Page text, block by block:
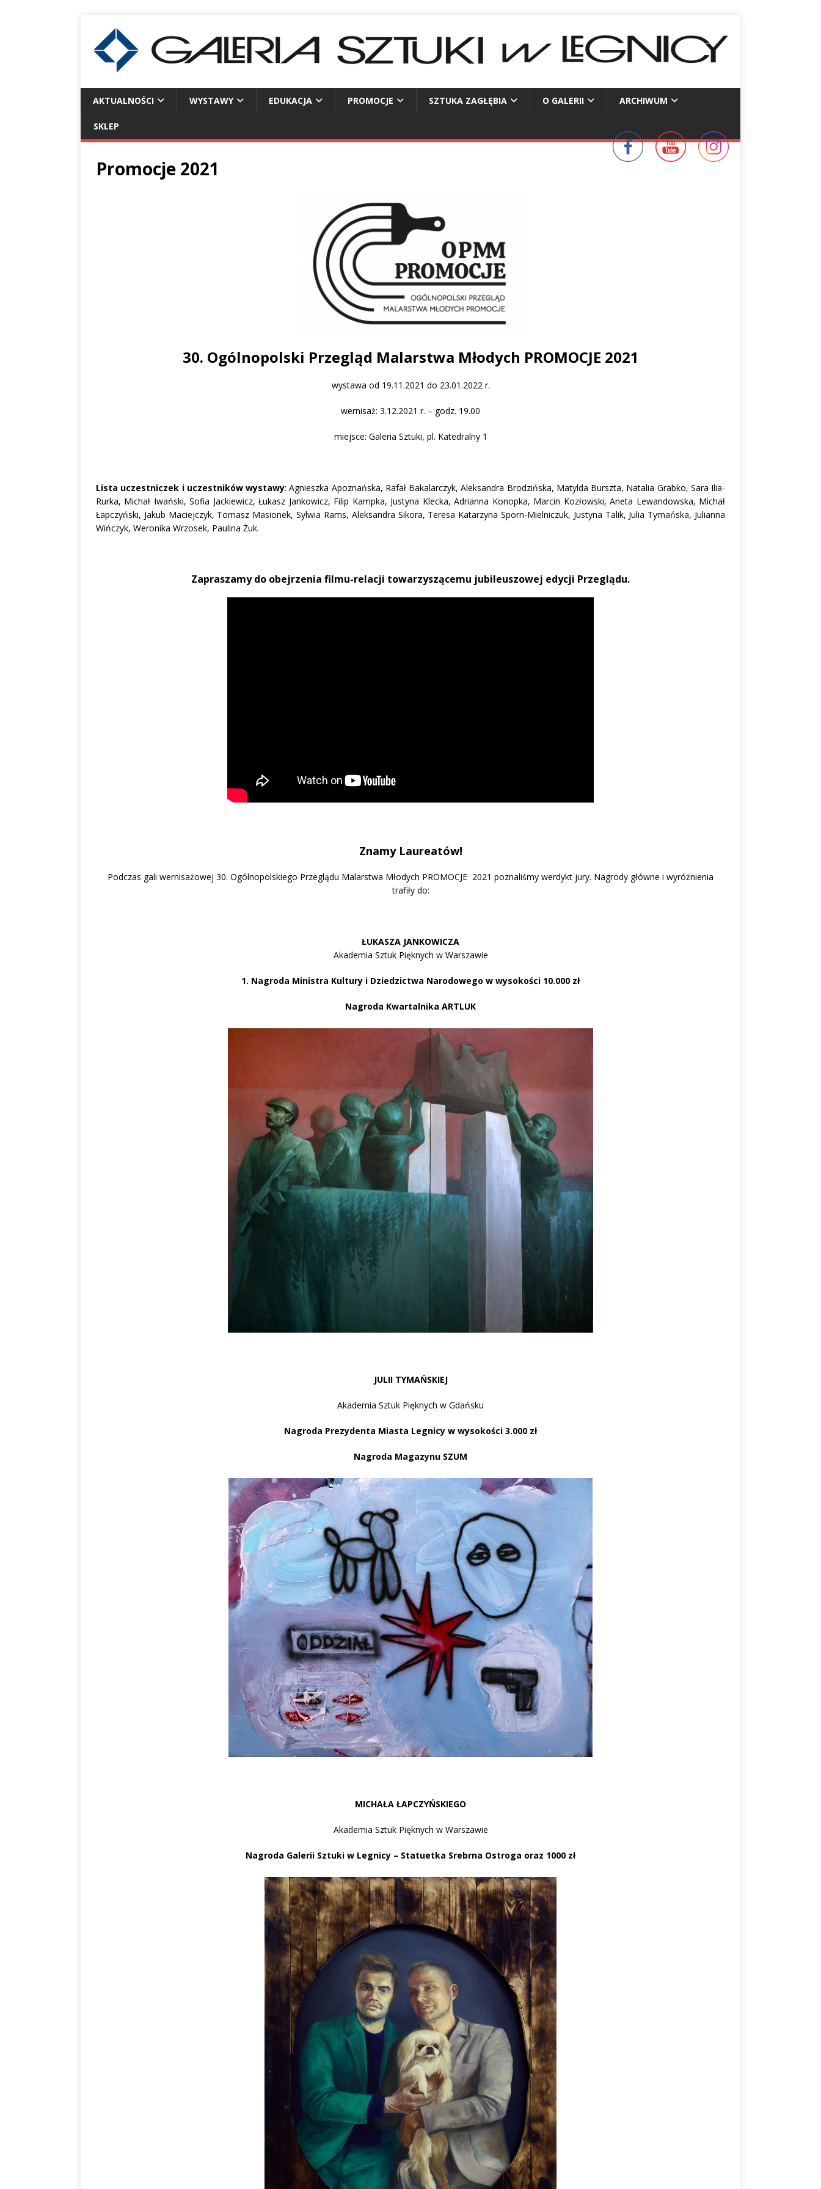
AKTUALNOŚCI WYSTAWY EDUKACJA PROMOCJE SZTUKA ZAGŁĘBIA O GALERII ARCHIWUM
SKLEP
Promocje 2021
30. Ogólnopolski Przegląd Malarstwa Młodych PROMOCJE 2021
wystawa od 19.11.2021 do 23.01.2022 r.
wernisaż: 3.12.2021 r. – godz. 19.00
miejsce: Galeria Sztuki, pl. Katedralny 1
Lista uczestniczek i uczestników wystawy: Agnieszka Apoznańska, Rafał Bakalarczyk, Aleksandra Brodzińska, Matylda Burszta, Natalia Grabko, Sara Ilia-
Rurka, Michał Iwański, Sofia Jackiewicz, Łukasz Jankowicz, Filip Kampka, Justyna Klecka, Adrianna Konopka, Marcin Kozłowski, Aneta Lewandowska, Michał
Łapczyński, Jakub Maciejczyk, Tomasz Masionek, Sylwia Rams, Aleksandra Sikora, Teresa Katarzyna Sporn-Mielniczuk, Justyna Talik, Julia Tymańska, Julianna
Wińczyk, Weronika Wrzosek, Paulina Żuk.
Zapraszamy do obejrzenia filmu-relacji towarzyszącemu jubileuszowej edycji Przeglądu.
Znamy Laureatów!
Podczas gali wernisażowej 30. Ogólnopolskiego Przeglądu Malarstwa Młodych PROMOCJE 2021 poznaliśmy werdykt jury. Nagrody główne i wyróżnienia
trafiły do:
ŁUKASZA JANKOWICZA
Akademia Sztuk Pięknych w Warszawie
1. Nagroda Ministra Kultury i Dziedzictwa Narodowego w wysokości 10.000 zł
Nagroda Kwartalnika ARTLUK
JULII TYMAŃSKIEJ
Akademia Sztuk Pięknych w Gdańsku
Nagroda Prezydenta Miasta Legnicy w wysokości 3.000 zł
Nagroda Magazynu SZUM
MICHAŁA ŁAPCZYŃSKIEGO
Akademia Sztuk Pięknych w Warszawie
Nagroda Galerii Sztuki w Legnicy – Statuetka Srebrna Ostroga oraz 1000 zł